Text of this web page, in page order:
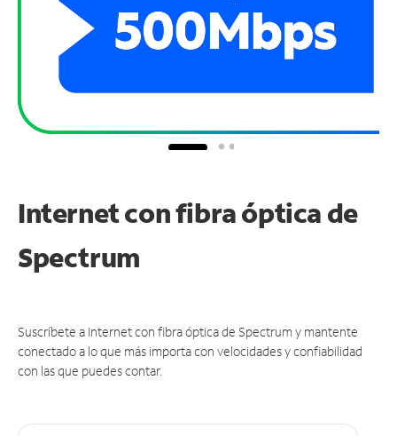
Internet con fibra óptica de
Spectrum
Suscríbete a Internet con fibra óptica de Spectrum y mantente
conectado a lo que más importa con velocidades y confiabilidad
con las que puedes contar.